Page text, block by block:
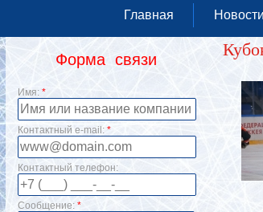
Главная Новости
Форма связи
Имя: *
Контактный e-mail: *
Контактный телефон:
Сообщение: *